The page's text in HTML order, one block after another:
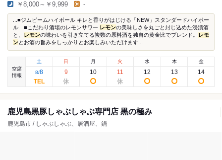
￥8,000～￥9,999 -
...■ジムビームハイボール キレと香りがはじける「NEW」スタンダードハイボー
ル ■こだわり酒場のレモンサワー レモンの美味しさを丸ごと封じ込めた浸漬酒
と、
レモンの味わいを引き立てる複数の原料酒を独自の黄金比でブレンド。
レモ
ンとお酒の旨みをしっかりとお楽しみいただけます...
空席
情報
土
8/8
日
9
月
10
火
11
水
12
木
13
金
14
鹿児島黒豚しゃぶしゃぶ専門店 黒の極み
鹿児島市 / しゃぶしゃぶ、居酒屋、鍋